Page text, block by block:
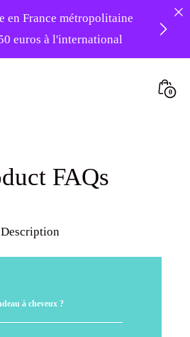
en France métropolitaine
euros à l'international
à partir du 31/08 ❤️
0
FAQs
à cheveux ?